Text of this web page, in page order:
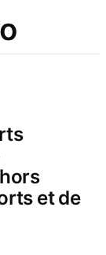
et de